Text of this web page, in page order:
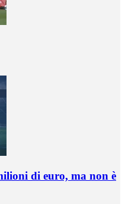
di euro, ma non è